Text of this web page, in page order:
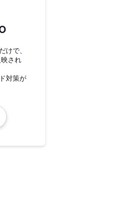
けで、
され
対策が